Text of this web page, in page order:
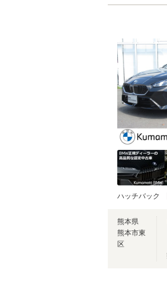
ハッチバック
熊本県
熊本市東
区